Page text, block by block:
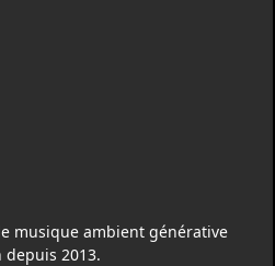
musique ambient générative
2013.